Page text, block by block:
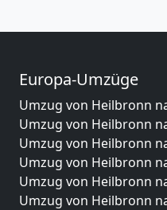
Europa-Umzüge
Umzug von Heilbronn
Umzug von Heilbronn
Umzug von Heilbronn
Umzug von Heilbronn
Umzug von Heilbronn
Umzug von Heilbronn